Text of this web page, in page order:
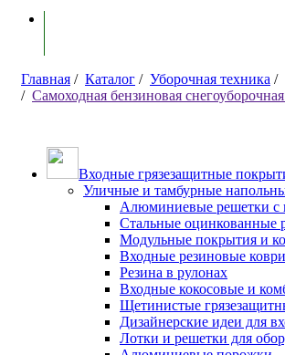
Главная / Каталог / Уборочная техника /
/ Самоходная бензиновая
Входные грязезащитные
Уличные и тамбурные
Алюминиевые решетки с
Стальные оцинкованные
Модульные покрытия и
Входные резиновые
Резина в рулонах
Входные кокосовые и
Щетинистые
Дизайнерские идеи для
Лотки и решетки для